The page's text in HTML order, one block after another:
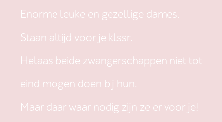
Enorme leuke en gezellige dames.
Staan altijd voor je klssr.
Helaas beide zwangerschappen niet tot
eind mogen doen bij hun.
Maar daar waar nodig zijn ze er voor je!